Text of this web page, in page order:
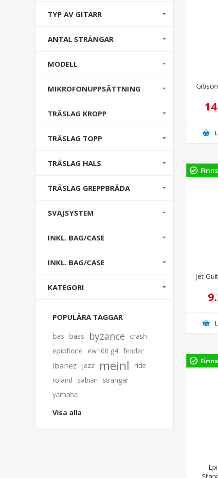
Jet
TYP AV GITARR
ANTAL STRÄNGAR
MODELL
MIKROFONUPPSÄTTNING
TRÄSLAG KROPP
TRÄSLAG TOPP
TRÄSLAG HALS
TRÄSLAG GREPPBRÄDA
SVAJSYSTEM
INKL. BAG/CASE
INKL. BAG/CASE
KATEGORI
POPULÄRA TAGGAR
bas bass byzance
crash
epiphone
ew100 g4 fender
ibanez jazz meinl
ride
roland
sabian
strängar
yamaha
Visa alla